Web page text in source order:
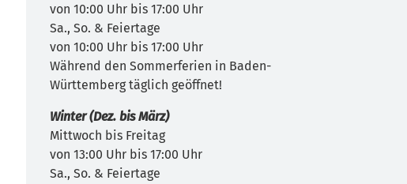
von 10:00 Uhr bis 17:00 Uhr
Sa., So. & Feiertage
von 10:00 Uhr bis 17:00 Uhr
Während den Sommerferien in Baden-
Württemberg täglich geöffnet!
Winter (Dez. bis März)
Mittwoch bis Freitag
von 13:00 Uhr bis 17:00 Uhr
Sa., So. & Feiertage